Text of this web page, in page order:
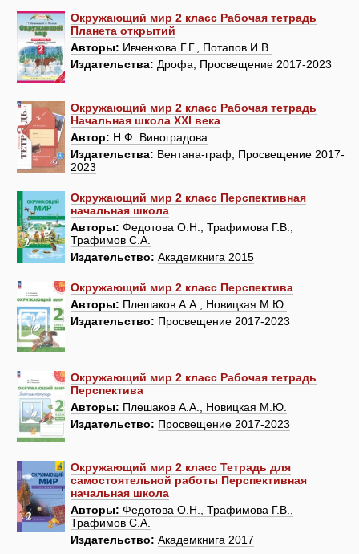
Окружающий мир 2 класс Рабочая тетрадь
Планета открытий
Авторы: Ивченкова Г.Г., Потапов И.В.
Издательства: Дрофа, Просвещение 2017-2023
Окружающий мир 2 класс Рабочая тетрадь
Начальная школа XXI века
Автор: Н.Ф. Виноградова
Издательства: Вентана-граф, Просвещение 2017-
2023
Окружающий мир 2 класс Перспективная
начальная школа
Авторы: Федотова О.Н., Трафимова Г.В.,
Трафимов С.А.
Издательство: Академкнига 2015
Окружающий мир 2 класс Перспектива
Авторы: Плешаков А.А., Новицкая М.Ю.
Издательство: Просвещение 2017-2023
Окружающий мир 2 класс Рабочая тетрадь
Перспектива
Авторы: Плешаков А.А., Новицкая М.Ю.
Издательство: Просвещение 2017-2023
Окружающий мир 2 класс Тетрадь для
самостоятельной работы Перспективная
начальная школа
Авторы: Федотова О.Н., Трафимова Г.В.,
Трафимов С.А.
Издательство: Академкнига 2017